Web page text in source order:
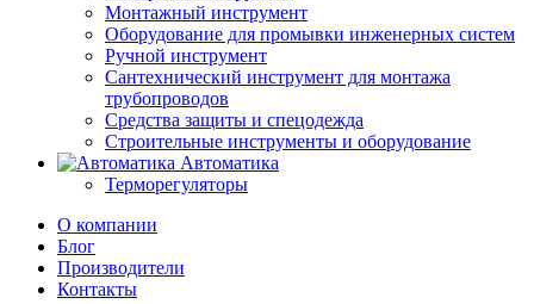
Монтажный инструмент
Оборудование для промывки инженерных систем
Ручной инструмент
Сантехнический инструмент для монтажа
трубопроводов
Средства защиты и спецодежда
Строительные инструменты и оборудование
Автоматика
Терморегуляторы
О компании
Блог
Производители
Контакты